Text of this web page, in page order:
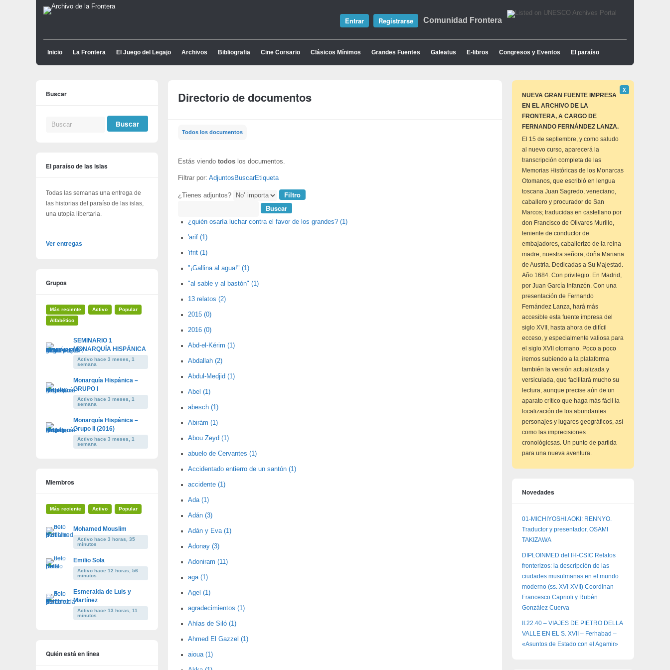
Comunidad Frontera
Entrar Registrarse
Inicio La Frontera El Juego del Legajo Archivos Bibliografia Cine Corsario Clásicos Mínimos Grandes Fuentes Galeatus E-libros Congresos y Eventos El paraíso
Directorio de documentos
Todos los documentos
Estás viendo todos los documentos.
Filtrar por: Adjuntos BuscarEtiqueta
¿Tienes adjuntos?
¿quién osaría luchar contra el favor de los grandes? (1)
'arif (1)
'ifrit (1)
"¡Gallina al agua!" (1)
"al sable y al bastón" (1)
13 relatos (2)
2015 (0)
2016 (0)
Abd-el-Kérim (1)
Abdallah (2)
Abdul-Medjid (1)
Abel (1)
abesch (1)
Abirám (1)
Abou Zeyd (1)
abuelo de Cervantes (1)
Accidentado entierro de un santón (1)
accidente (1)
Ada (1)
Adán (3)
Adán y Eva (1)
Adonay (3)
Adoniram (11)
aga (1)
Agel (1)
agradecimientos (1)
Ahías de Siló (1)
Ahmed El Gazzel (1)
aioua (1)
Buscar
El paraíso de las islas
Todas las semanas una entrega de
las historias del paraíso de las islas,
una utopía libertaria.
Ver entregas
Grupos
Más reciente Activo
Popular
Alfabético
SEMINARIO 1
MONARQUÍA HISPÁNICA
Activo hace 3 meses, 1
semana
Monarquía Hispánica –
GRUPO I
Activo hace 3 meses, 1
semana
Monarquía Hispánica –
Grupo II (2016)
Activo hace 3 meses, 1
semana
Miembros
Más reciente Activo Popular
Mohamed Mouslim
Activo hace 3 horas, 35
minutos
Emilio Sola
Activo hace 12 horas, 56
minutos
Esmeralda de Luis y
Martínez
Activo hace 13 horas, 11
minutos
Quién está en línea
NUEVA GRAN FUENTE IMPRESA
EN EL ARCHIVO DE LA
FRONTERA, A CARGO DE
FERNANDO FERNÁNDEZ LANZA.
Descartar
este
Χ
El 15 de septiembre, y como saludo
al nuevo curso, aparecerá la
transcripción completa de las
Memorias Históricas de los Monarcas
Otomanos, que escribió en lengua
toscana Juan Sagredo, veneciano,
caballero y procurador de San
Marcos; traducidas en castellano por
don Francisco de Olivares Murillo,
teniente de conductor de
embajadores, caballerizo de la reina
madre, nuestra señora, doña Mariana
de Austria. Dedicadas a Su Majestad.
Año 1684. Con privilegio. En Madrid,
por Juan García Infanzón. Con una
presentación de Fernando
Fernández Lanza, hará más
accesible esta fuente impresa del
siglo XVII, hasta ahora de difícil
ecceso, y especialmente valiosa para
el siglo XVII otomano. Poco a poco
iremos subiendo a la plataforma
también la versión actualizada y
versiculada, que facilitará mucho su
lectura, aunque precise aún de un
aparato crítico que haga más fácil la
localización de los abundantes
personajes y lugares geográficos, así
como las imprecisiones
cronológicsas. Un punto de partida
para una nueva aventura.
Novedades
01-MICHIYOSHI AOKI: RENNYO.
Traductor y presentador, OSAMI
TAKIZAWA
DIPLOINMED del IH-CSIC Relatos
fronterizos: la descripción de las
ciudades musulmanas en el mundo
moderno (ss. XVI-XVII) Coordinan
Francesco Caprioli y Rubén
González Cuerva
II.22.40 – VIAJES DE PIETRO DELLA
VALLE EN EL S. XVII – Ferhabad –
«Asuntos de Estado con el Agamir»